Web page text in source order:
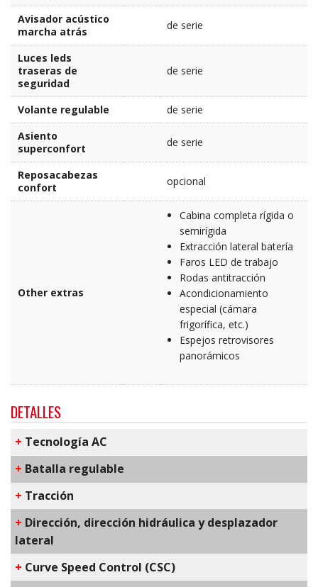
Avisador acústico
marcha atrás
de serie
Luces leds
traseras de
seguridad
de serie
Volante regulable
de serie
Asiento
superconfort
de serie
Reposacabezas
confort
opcional
Other extras
Cabina completa rígida o
semirígida
Extracción lateral batería
Faros LED de trabajo
Rodas antitracción
Acondicionamiento
especial (cámara
frigorífica, etc.)
Espejos retrovisores
panorámicos
DETALLES
+ ​Tecnología AC
+ Batalla regulable
+ Tracción
+ Dirección, dirección hidráulica y desplazador
lateral
+ C​urve Speed Control​ (CSC)